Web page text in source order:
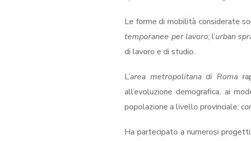
Le forme di mobilità considerate
temporanee per lavoro; l’urban
di lavoro e di studio.
L’area metropolitana di Roma
all’evoluzione demografica, ai
popolazione a livello provinciale,
Ha partecipato a numerosi